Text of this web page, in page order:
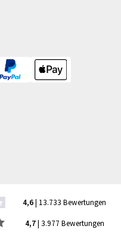
4,6| 13.733 Bewertungen
4,7| 3.977 Bewertungen